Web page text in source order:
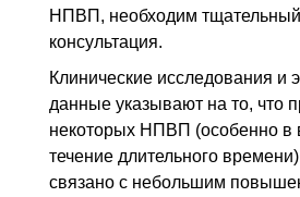
НПВП, необходим тщательный
консультация.
Клинические исследования и
данные указывают на то, что
некоторых НПВП (особенно в
течение длительного
связано с небольшим